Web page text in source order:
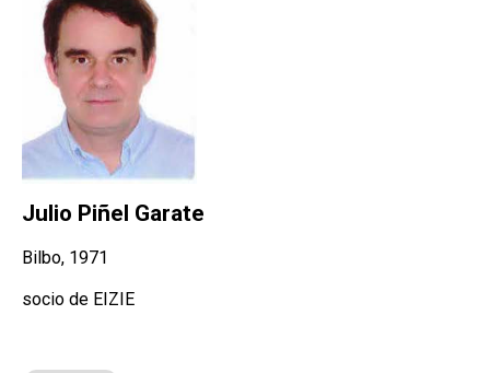
Julio Piñel Garate
Bilbo, 1971
socio de EIZIE